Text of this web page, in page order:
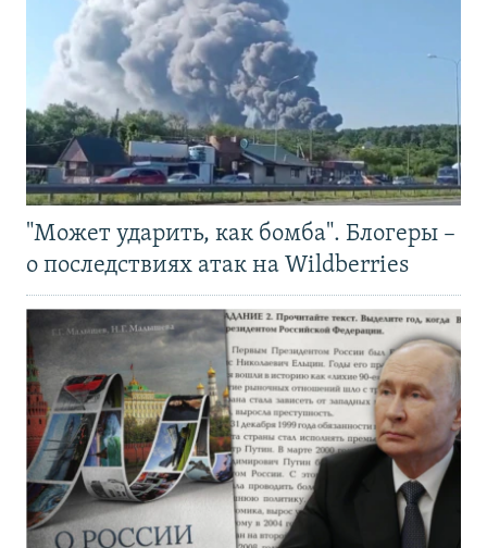
"Может ударить, как бомба". Блогеры –
о последствиях атак на Wildberries